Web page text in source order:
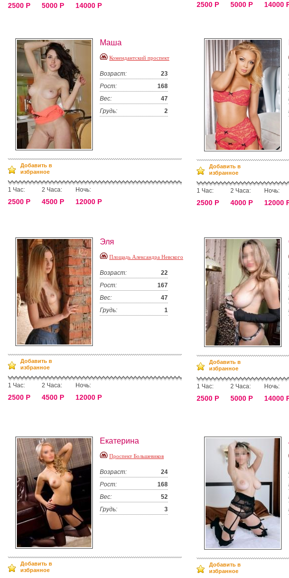
2500 Р 5000 Р 14000 Р 2500 Р 5000 Р 14000
Маша
Комендантский проспект
Возраст:
23
Рост:
168
Вес:
47
Грудь:
2
Добавить в
избранное
1 Час:
2500 Р
2 Часа:
4500 Р
Ночь:
12000 Р
Добавить в
избранное
1 Час:
2500 Р
2 Часа:
4000 Р
Ночь:
12000
Эля
Площадь Александра Невского
Возраст:
22
Рост:
167
Вес:
47
Грудь:
1
Добавить в
избранное
1 Час:
2500 Р
2 Часа:
4500 Р
Ночь:
12000 Р
Добавить в
избранное
1 Час:
2500 Р
2 Часа:
5000 Р
Ночь:
14000
Екатерина
Проспект Большевиков
Возраст:
24
Рост:
168
Вес:
52
Грудь:
3
Добавить в
избранное
Добавить в
избранное